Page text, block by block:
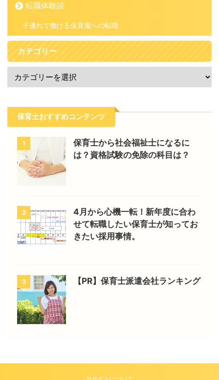
転職体験談
子連れで働ける保育園への転職
カテゴリー
保育士おすすめコンテンツ
1
保育士から社会福祉士になるに
は？資格試験の免除の科目は？
2
4月から心機一転！新年度に合わ
せて転職したい保育士が知ってお
きたい採用事情。
3 【PR】保育士派遣会社ランキング